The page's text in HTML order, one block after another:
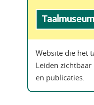
Taalmuseum
Website die het
Leiden
en publicaties.